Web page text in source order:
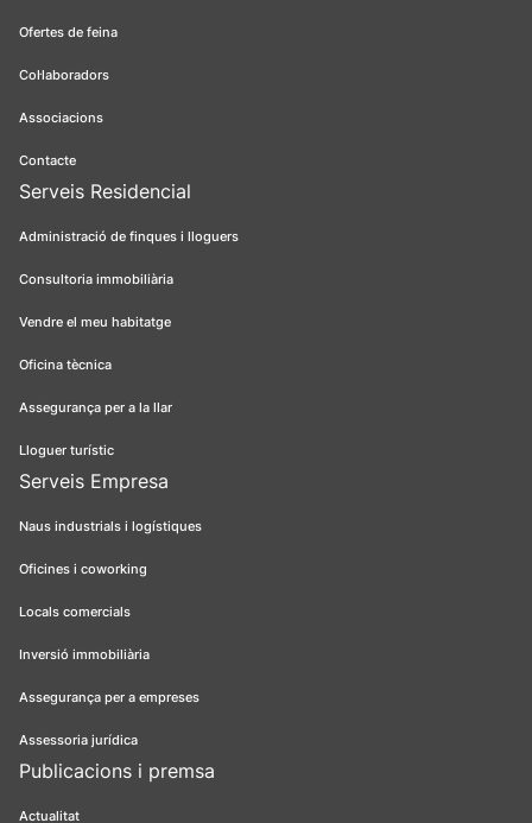
Ofertes de feina
Col·laboradors
Associacions
Contacte
Serveis Residencial
Administració de finques i lloguers
Consultoria immobiliària
Vendre el meu habitatge
Oficina tècnica
Assegurança per a la llar
Lloguer turístic
Serveis Empresa
Naus industrials i logístiques
Oficines i coworking
Locals comercials
Inversió immobiliària
Assegurança per a empreses
Assessoria jurídica
Publicacions i premsa
Actualitat